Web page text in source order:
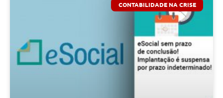
CONTABILIDADE NA CRISE